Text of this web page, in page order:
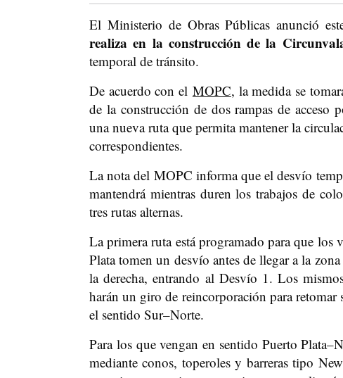
El Ministerio de Obras Públicas anunció
realiza en la construcción de la
temporal de tránsito.
De acuerdo con el MOPC, la medida se
de la construcción de dos rampas de acceso
una nueva ruta que permita mantener la
correspondientes.
La nota del MOPC informa que el desvío
mantendrá mientras duren los trabajos de
tres rutas alternas.
La primera ruta está programado para que los
Plata tomen un desvío antes de llegar a la
la derecha, entrando al Desvío 1. Los
harán un giro de reincorporación para
el sentido Sur–Norte.
Para los que vengan en sentido Puerto
mediante conos, toperoles y barreras tipo